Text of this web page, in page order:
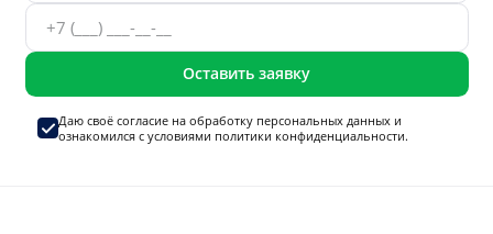
Оставить заявку
Даю своё согласие на обработку персональных данныхи
ознакомился с условиями политики конфиденциальности.